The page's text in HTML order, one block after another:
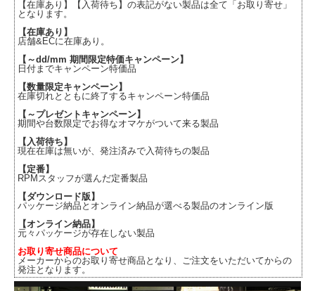
【在庫あり】【入荷待ち】の表記がない製品は全て「お取り寄せ」
となります。
【在庫あり】
店舗&ECに在庫あり。
【～dd/mm 期間限定特価キャンペーン】
日付までキャンペーン特価品
【数量限定キャンペーン】
在庫切れとともに終了するキャンペーン特価品
【～プレゼントキャンペーン】
期間や台数限定でお得なオマケがついて来る製品
【入荷待ち】
現在在庫は無いが、発注済みで入荷待ちの製品
【定番】
RPMスタッフが選んだ定番製品
【ダウンロード版】
パッケージ納品とオンライン納品が選べる製品のオンライン版
【オンライン納品】
元々パッケージが存在しない製品
お取り寄せ商品について
メーカーからのお取り寄せ商品となり、ご注文をいただいてからの
発注となります。